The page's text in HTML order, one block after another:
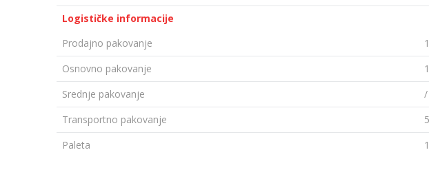
Logističke informacije
Prodajno pakovanje
1
Osnovno pakovanje
1
Srednje pakovanje
/
Transportno pakovanje
5
Paleta